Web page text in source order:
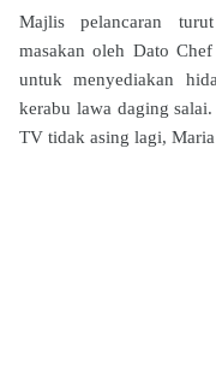
Majlis pelancaran
masakan oleh Dato
untuk menyediakan
kerabu lawa daging
TV tidak asing lagi,